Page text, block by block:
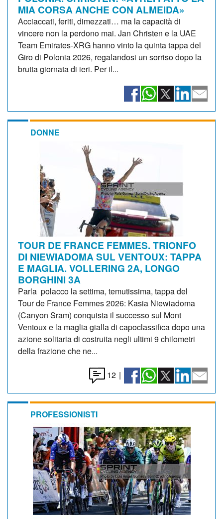
MIA CORSA ANCHE CON ALMEIDA»
Acciaccati, feriti, dimezzati… ma la capacità di
vincere non la perdono mai. Jan Christen e la UAE
Team Emirates-XRG hanno vinto la quinta tappa del
Giro di Polonia 2026, regalandosi un sorriso dopo la
brutta giornata di ieri. Per il...
DONNE
TOUR DE FRANCE FEMMES. TRIONFO
DI NIEWIADOMA SUL VENTOUX: TAPPA
E MAGLIA. VOLLERING 2A, LONGO
BORGHINI 3A
Parla polacco la settima, temutissima, tappa del
Tour de France Femmes 2026: Kasia Niewiadoma
(Canyon Sram) conquista il successo sul Mont
Ventoux e la maglia gialla di capoclassifica dopo una
azione solitaria di costruita negli ultimi 9 chilometri
della frazione che ne...
12 |
PROFESSIONISTI